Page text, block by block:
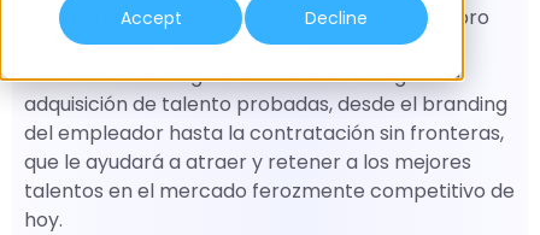
Accept
Decline
La contratación se ha vuelto global y el viejo libro
de jugadas de reclutamiento reactivo ya no
funciona. Este blog revela siete estrategias de
adquisición de talento probadas, desde el branding
del empleador hasta la contratación sin fronteras,
que le ayudará a atraer y retener a los mejores
talentos en el mercado ferozmente competitivo de
hoy.